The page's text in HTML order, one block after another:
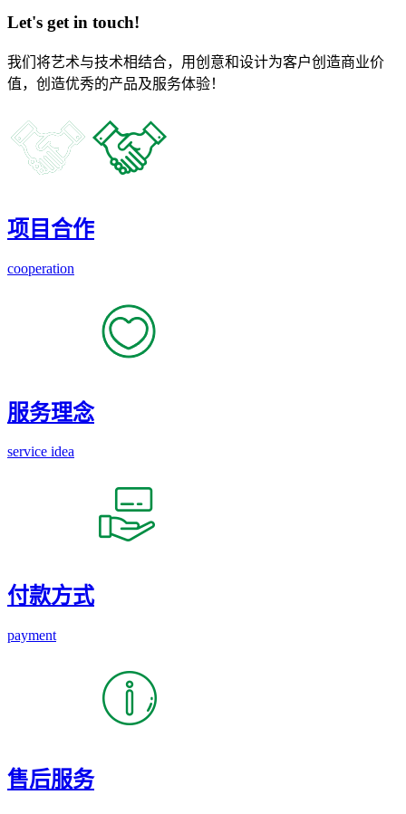
Let's get in touch!
我们将艺术与技术相结合，用创意和设计为客户创造商业价
值，创造优秀的产品及服务体验！
项目合作
cooperation
服务理念
service idea
付款方式
payment
售后服务